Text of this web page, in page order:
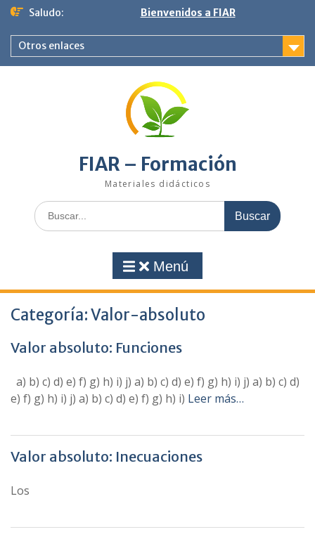
Saltar
contenido
Saludo: Bienvenidos a FIAR
Otros enlaces
FIAR – Formación
Materiales didácticos
Buscar:
Menú
Categoría:Valor-absoluto
Valor absoluto: Funciones
a) b) c) d) e) f) g) h) i) j) a) b) c) d) e) f) g) h) i) j) a) b) c) d)
e) f) g) h) i) j) a) b) c) d) e) f) g) h) i) Leer más…
Valor absoluto: Inecuaciones
Los